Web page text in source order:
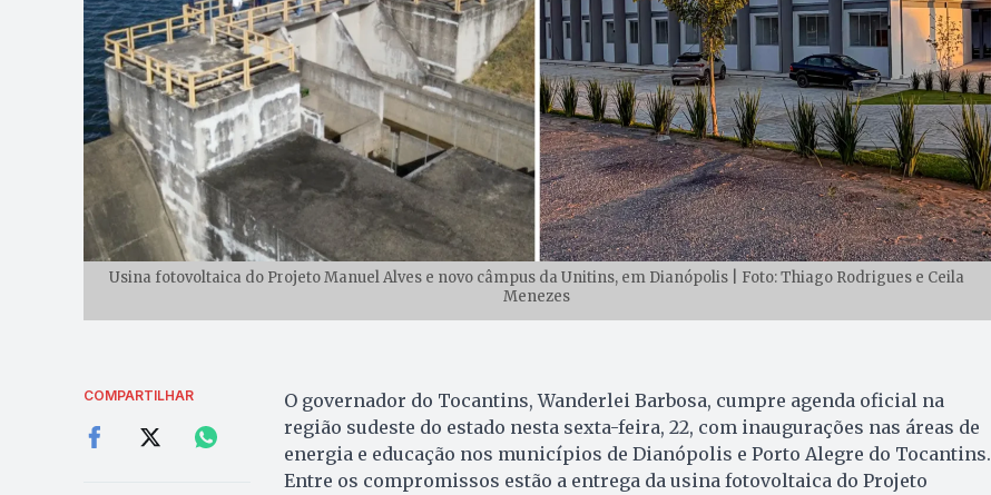
Usina fotovoltaica do Projeto Manuel Alves e novo câmpus da Unitins, em Dianópolis | Foto: Thiago Rodrigues e Ceila
Menezes
COMPARTILHAR
O governador do Tocantins, Wanderlei Barbosa, cumpre agenda oficial na
região sudeste do estado nesta sexta-feira, 22, com inaugurações nas áreas de
energia e educação nos municípios de Dianópolis e Porto Alegre do Tocantins.
Entre os compromissos estão a entrega da usina fotovoltaica do Projeto